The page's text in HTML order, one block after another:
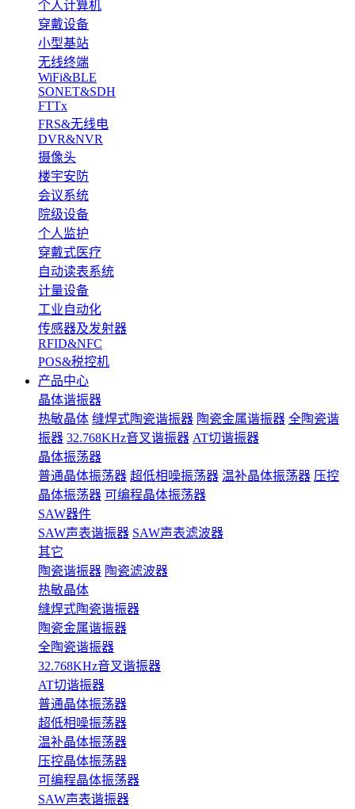
个人计算机
穿戴设备
小型基站
无线终端
WiFi&BLE
SONET&SDH
FTTx
FRS&无线电
DVR&NVR
摄像头
楼宇安防
会议系统
院级设备
个人监护
穿戴式医疗
自动读表系统
计量设备
工业自动化
传感器及发射器
RFID&NFC
POS&税控机
产品中心
晶体谐振器
热敏晶体 缝焊式陶瓷谐振器 陶瓷金属谐振器 全陶瓷谐
振器 32.768KHz音叉谐振器 AT切谐振器
晶体振荡器
普通晶体振荡器 超低相噪振荡器 温补晶体振荡器 压控
晶体振荡器 可编程晶体振荡器
SAW器件
SAW声表谐振器 SAW声表滤波器
其它
陶瓷谐振器 陶瓷滤波器
热敏晶体
缝焊式陶瓷谐振器
陶瓷金属谐振器
全陶瓷谐振器
32.768KHz音叉谐振器
AT切谐振器
普通晶体振荡器
超低相噪振荡器
温补晶体振荡器
压控晶体振荡器
可编程晶体振荡器
SAW声表谐振器